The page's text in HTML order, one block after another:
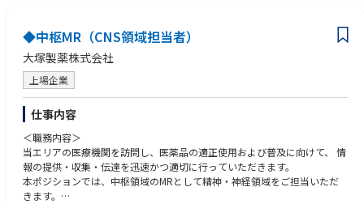
節の製品）と②Extremities & Sports Medicine（人工関節の肩と肘の製
品、及びスポーツ整形関連の製品）Trauma（骨折治療材）・に分かれて
います。
■魅力：
・ジンマー・バイオメット社は、整形外科領域ではトップクラスの会社
で、整形のドクターで知らない人はほとんどいません。
・整形外科分野は高齢化によりもっとも伸びる市場の一つです。製品力・
製品数がありますのでドクターとの信頼関係も構築しやすいです。また、
今まで歩けなかった方が、実際に自分の売った製品で、歩けるようになる
といった目に見えるやりがいを感じることもできる、非常に社会貢献度の
高い営業職になります。
◆中枢MR（CNS領域担当者）
大塚製薬株式会社
上場企業
仕事内容
＜職務内容＞
当エリアの医療機関を訪問し、医薬品の適正使用および普及に向けて、 情
報の提供・収集・伝達を迅速かつ適切に行っていただきます。
本ポジションでは、中枢領域のMRとして精神・神経領域をご担当いただ
きます。